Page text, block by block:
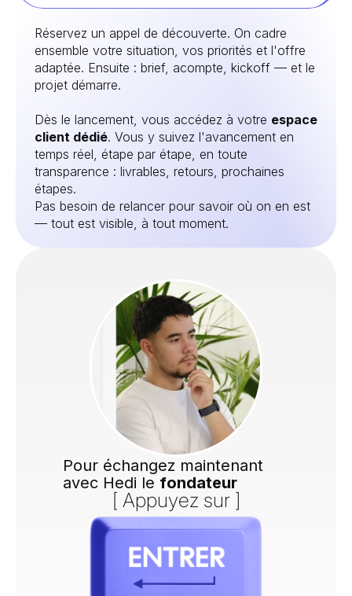
Réservez un appel de découverte. On cadre
ensemble votre situation, vos priorités et l'offre
adaptée. Ensuite : brief, acompte, kickoff — et le
projet démarre.
Dès le lancement, vous accédez à votre espace
client dédié. Vous y suivez l'avancement en
temps réel, étape par étape, en toute
transparence : livrables, retours, prochaines
étapes.
Pas besoin de relancer pour savoir où on en est
— tout est visible, à tout moment.
Pour échangez maintenant
avec Hedi le fondateur
[ Appuyez sur ]